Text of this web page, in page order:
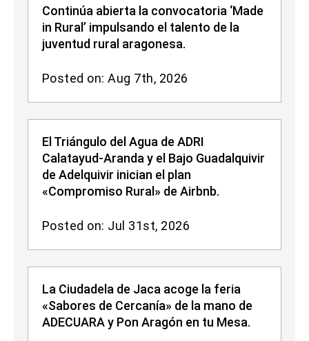
Continúa abierta la convocatoria ‘Made
in Rural’ impulsando el talento de la
juventud rural aragonesa.
Posted on: Aug 7th, 2026
El Triángulo del Agua de ADRI
Calatayud-Aranda y el Bajo Guadalquivir
de Adelquivir inician el plan
«Compromiso Rural» de Airbnb.
Posted on: Jul 31st, 2026
La Ciudadela de Jaca acoge la feria
«Sabores de Cercanía» de la mano de
ADECUARA y Pon Aragón en tu Mesa.